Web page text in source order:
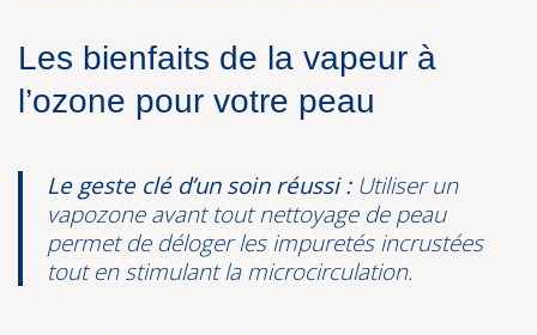
Les bienfaits de la vapeur à
l’ozone pour votre peau
Le geste clé d’un soin réussi :Utiliser un
vapozone avant tout nettoyage de peau
permet de déloger les impuretés incrustées
tout en stimulant la microcirculation.